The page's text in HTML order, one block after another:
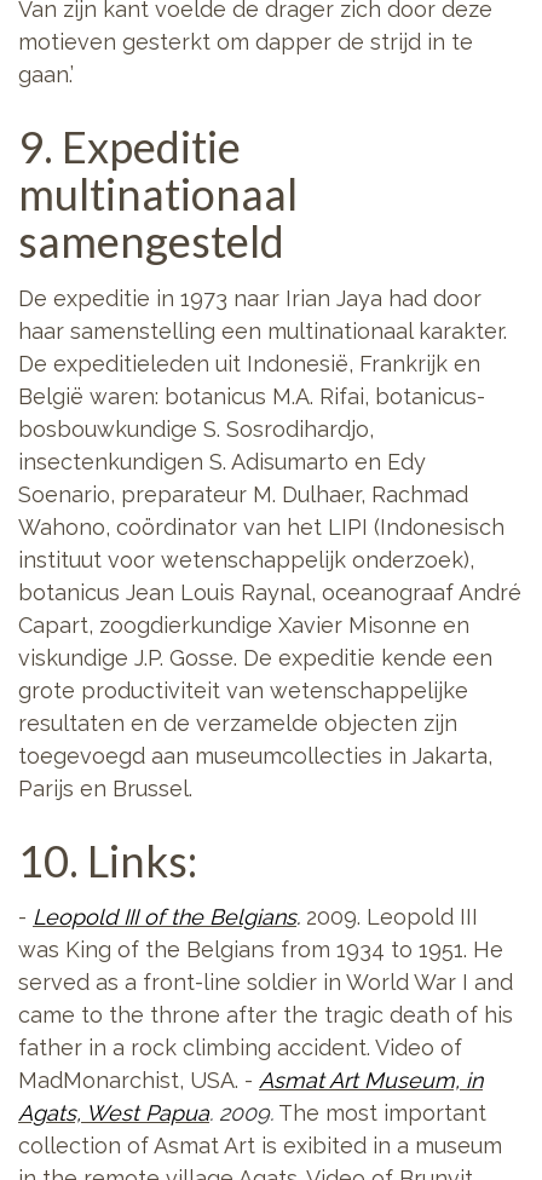
Van zijn kant voelde de drager zich door deze
motieven gesterkt om dapper de strijd in te
gaan.’
9. Expeditie
multinationaal
samengesteld
De expeditie in 1973 naar Irian Jaya had door
haar samenstelling een multinationaal karakter.
De expeditieleden uit Indonesië, Frankrijk en
België waren: botanicus M.A. Rifai, botanicus-
bosbouwkundige S. Sosrodihardjo,
insectenkundigen S. Adisumarto en Edy
Soenario, preparateur M. Dulhaer, Rachmad
Wahono, coördinator van het LIPI (Indonesisch
instituut voor wetenschappelijk onderzoek),
botanicus Jean Louis Raynal, oceanograaf André
Capart, zoogdierkundige Xavier Misonne en
viskundige J.P. Gosse. De expeditie kende een
grote productiviteit van wetenschappelijke
resultaten en de verzamelde objecten zijn
toegevoegd aan museumcollecties in Jakarta,
Parijs en Brussel.
10. Links:
- Leopold III of the Belgians. 2009. Leopold III
was King of the Belgians from 1934 to 1951. He
served as a front-line soldier in World War I and
came to the throne after the tragic death of his
father in a rock climbing accident. Video of
MadMonarchist, USA. - Asmat Art Museum, in
Agats, West Papua. 2009. The most important
collection of Asmat Art is exibited in a museum